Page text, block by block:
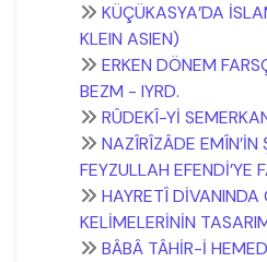
KÜÇÜKASYA’DA
KLEIN ASIEN)
ERKEN DÖNEM
BEZM - IYRD.
RÛDEKÎ-Yİ
NAZÎRÎZÂDE EMÎN’İN
FEYZULLAH EFENDİ’YE
HAYRETÎ DİVANINDA
KELİMELERİNİN
BÂBÂ TÂHİR-İ